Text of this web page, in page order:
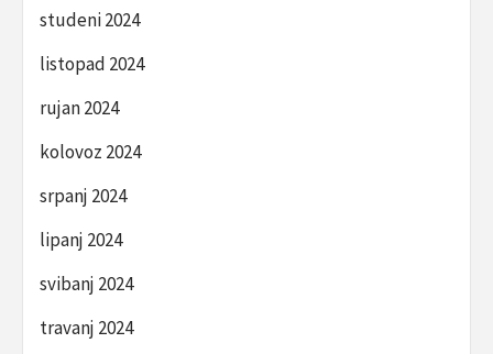
studeni 2024
listopad 2024
rujan 2024
kolovoz 2024
srpanj 2024
lipanj 2024
svibanj 2024
travanj 2024